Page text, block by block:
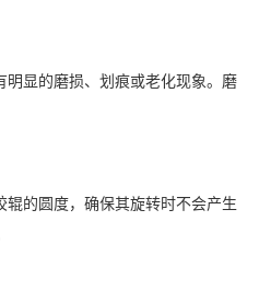
显的磨损、划痕或老化现象。磨
的圆度，确保其旋转时不会产生